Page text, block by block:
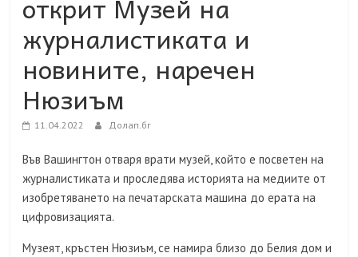
минало|
журналистиката и
новините, наречен
Нюзиъм
11.04.2022 Долап.бг
Във Вашингтон отваря врати музей, който е посветен на
журналистиката и проследява историята на медиите от
изобретяването на печатарската машина до ерата на
цифровизацията.
Музеят, кръстен Нюзиъм, се намира близо до Белия дом и